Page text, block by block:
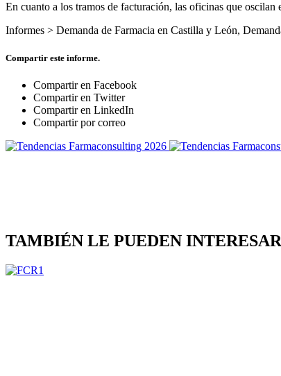
En cuanto a los tramos de facturación, las oficinas que
Informes > Demanda de Farmacia en Castilla y León,
Compartir este informe.
Compartir en Facebook
Compartir en Twitter
Compartir en LinkedIn
Compartir por correo
TAMBIÉN LE PUEDEN